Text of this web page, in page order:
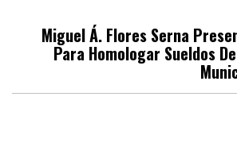
Miguel Á. Flores Serna
Para Homologar Sueldos